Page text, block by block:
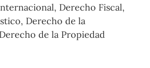
Derecho Fiscal,
Derecho de la
de la Propiedad